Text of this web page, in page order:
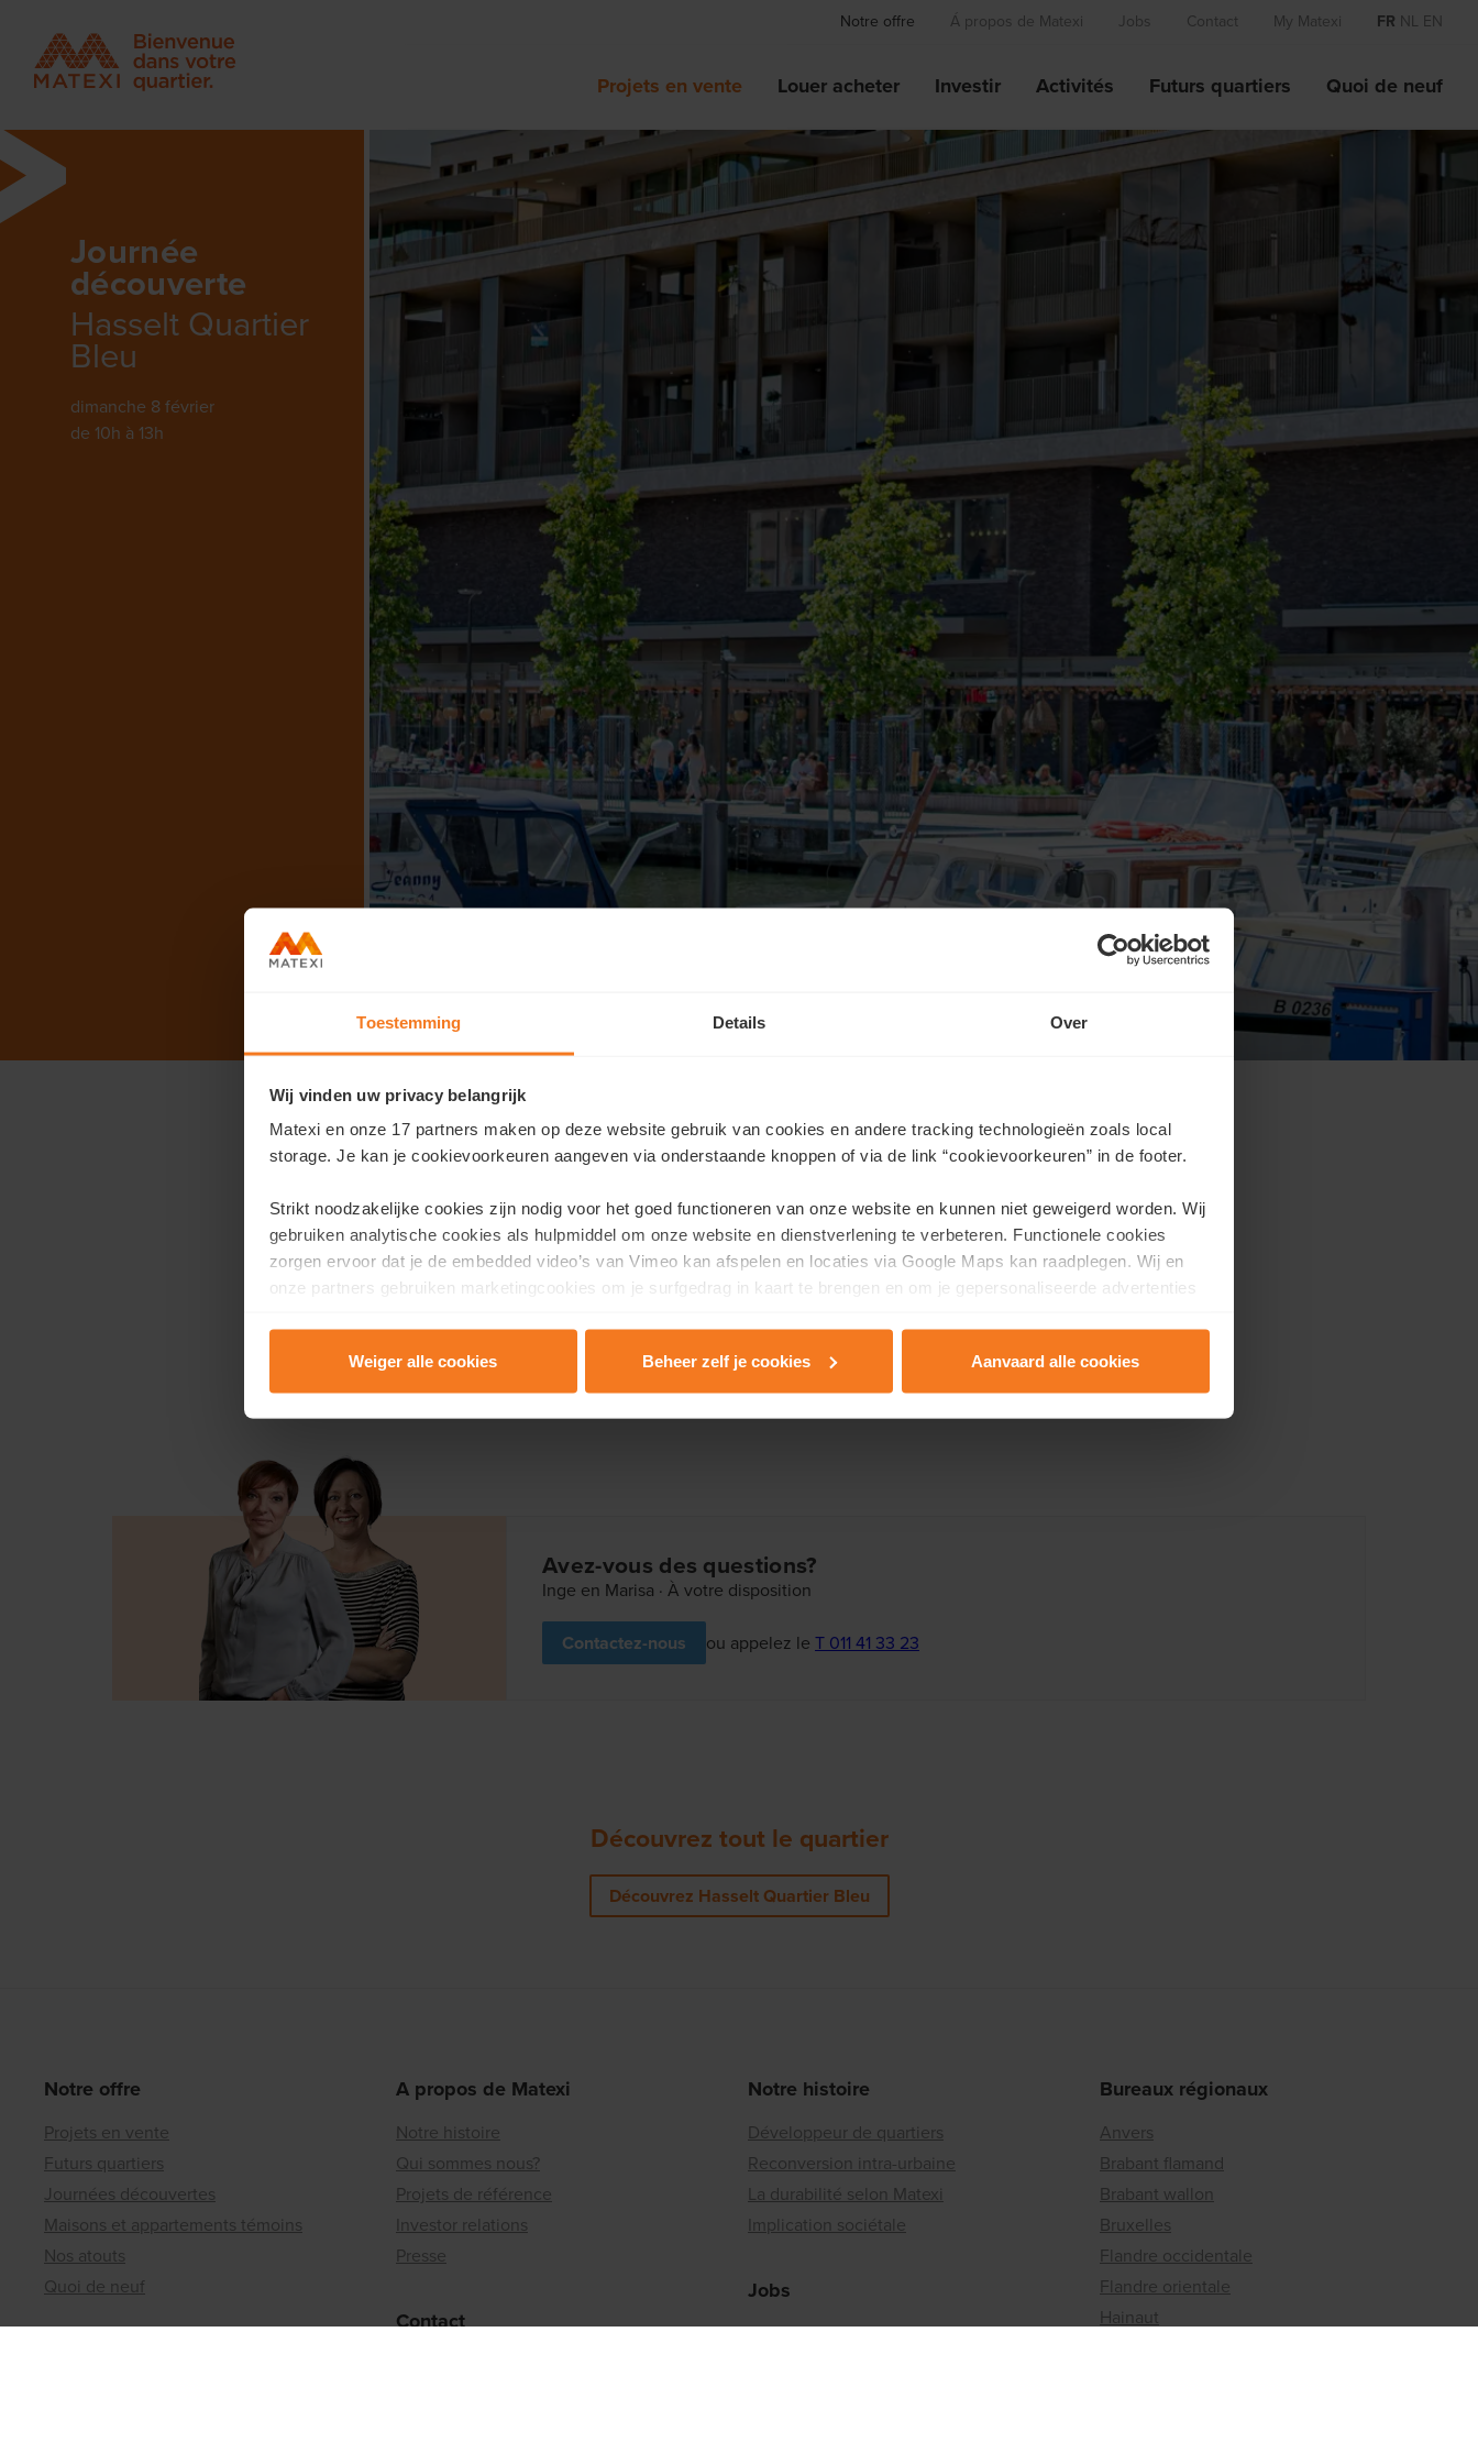
Toestemming Details Over
Wij vinden uw privacy belangrijk
Matexi en onze 17 partners maken op deze website gebruik van cookies en andere tracking technologieën zoals local
storage. Je kan je cookievoorkeuren aangeven via onderstaande knoppen of via de link “cookievoorkeuren” in de footer.
Strikt noodzakelijke cookies zijn nodig voor het goed functioneren van onze website en kunnen niet geweigerd worden. Wij
gebruiken analytische cookies als hulpmiddel om onze website en dienstverlening te verbeteren. Functionele cookies
zorgen ervoor dat je de embedded video’s van Vimeo kan afspelen en locaties via Google Maps kan raadplegen. Wij en
onze partners gebruiken marketingcookies om je surfgedrag in kaart te brengen en om je gepersonaliseerde advertenties
Lees er meer over in onzePrivacy & Cookie Policy.
Weiger alle cookies Beheer zelf je cookies Aanvaard alle cookies
Notre offre Á propos de Matexi Jobs Contact My Matexi FR NL EN
Projets en vente Louer acheter Investir Activités Futurs quartiers Quoi de neuf
Journée
découverte
Hasselt Quartier
Bleu
dimanche 8 février
de 10h à 13h
Bienvenue à notre journée découverte à Quartier Bleu.
exclusif de visite.
Entre 10h et 13h, vous êtes les bienvenus pour découvrir plusieurs appartements et penthouses élégants.
Informations pratiques :
Avez-vous des questions?
Inge en Marisa · À votre disposition
Contactez-nous ou appelez le T 011 41 33 23
Découvrez tout le quartier
Découvrez Hasselt Quartier Bleu
Notre offre
Projets en vente
Futurs quartiers
Journées découvertes
Maisons et appartements témoins
Nos atouts
Quoi de neuf
A propos de Matexi
Notre histoire
Qui sommes nous?
Projets de référence
Investor relations
Presse
Contact
Notre histoire
Développeur de quartiers
Reconversion intra-urbaine
La durabilité selon Matexi
Implication sociétale
Jobs
Les offres
Bureaux régionaux
Anvers
Brabant flamand
Brabant wallon
Bruxelles
Flandre occidentale
Flandre orientale
Hainaut